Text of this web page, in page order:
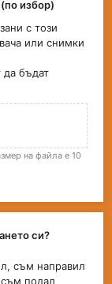
избор)
с този
или снимки
бъдат
на файла е 10
си?
съм направил
съм подал